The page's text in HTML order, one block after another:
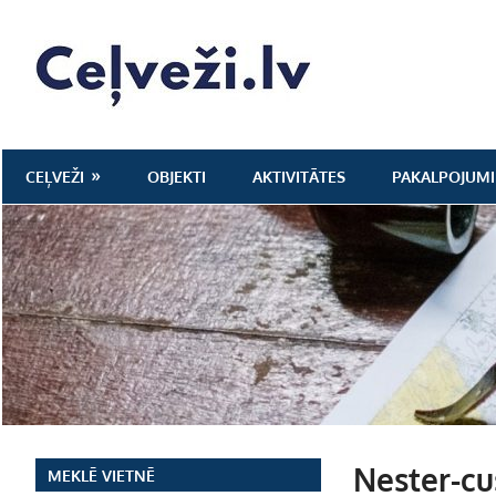
content
CEĻVEŽI OBJEKTI AKTIVITĀTES PAKALPOJUMI
Nester-
MEKLĒ VIETNĒ